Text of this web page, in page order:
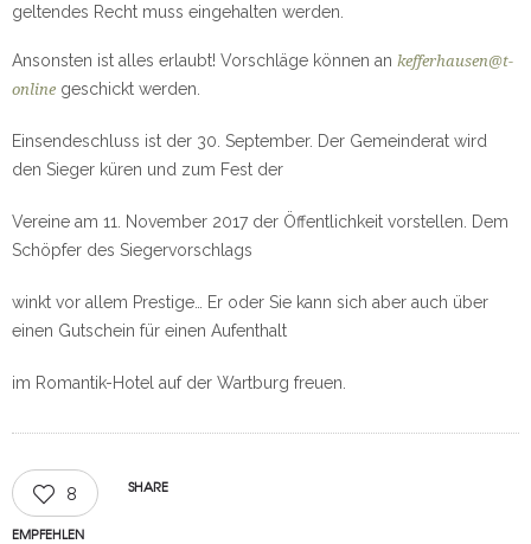
geltendes Recht muss eingehalten werden.
Ansonsten ist alles erlaubt! Vorschläge können an kefferhausen@t-
online geschickt werden.
Einsendeschluss ist der 30. September. Der Gemeinderat wird
den Sieger küren und zum Fest der
Vereine am 11. November 2017 der Öffentlichkeit vorstellen. Dem
Schöpfer des Siegervorschlags
winkt vor allem Prestige… Er oder Sie kann sich aber auch über
einen Gutschein für einen Aufenthalt
im Romantik-Hotel auf der Wartburg freuen.
8
EMPFEHLEN
SHARE